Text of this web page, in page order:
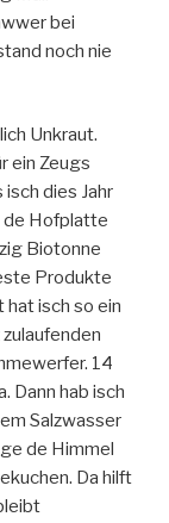
bei
noch nie
Unkraut.
ein Zeugs
dies Jahr
de Hofplatte
Biotonne
Produkte
isch so ein
14
Dann hab isch
Salzwasser
de Himmel
Da hilft